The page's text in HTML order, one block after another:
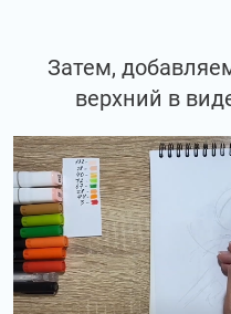
Затем,
верхний в